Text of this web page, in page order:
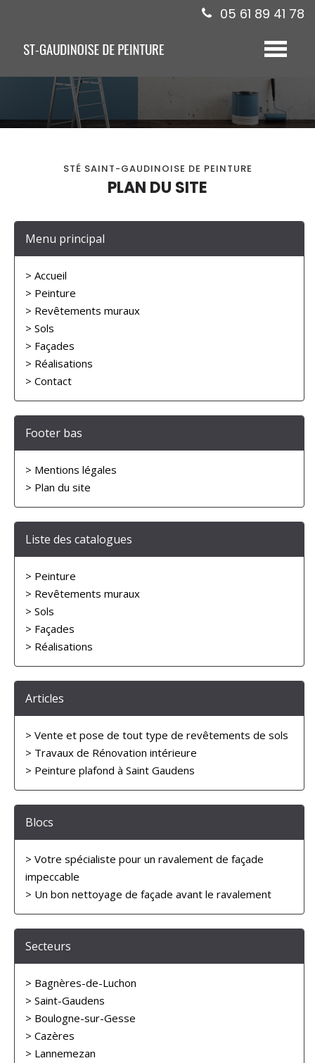
05 61 89 41 78
Toggle
STÉ SAINT-GAUDINOISE DE PEINTURE
PLAN DU SITE
Menu principal
> Accueil
> Peinture
> Revêtements muraux
> Sols
> Façades
> Réalisations
> Contact
Footer bas
> Mentions légales
> Plan du site
Liste des catalogues
> Peinture
> Revêtements muraux
> Sols
> Façades
> Réalisations
Articles
> Vente et pose de tout type de revêtements de sols
> Travaux de Rénovation intérieure
> Peinture plafond à Saint Gaudens
Blocs
> Votre spécialiste pour un ravalement de façade
impeccable
> Un bon nettoyage de façade avant le ravalement
Secteurs
> Bagnères-de-Luchon
> Saint-Gaudens
> Boulogne-sur-Gesse
> Cazères
> Lannemezan